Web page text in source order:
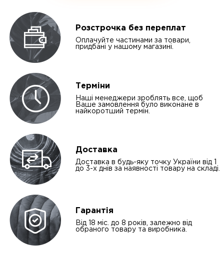
Розстрочка без переплат
Оплачуйте частинами за товари,
придбані у нашому магазині.
Терміни
Наші менеджери зроблять все, щоб
Ваше замовлення було виконане в
найкоротший термін.
Доставка
Доставка в будь-яку точку України від 1
до 3-х днів за наявності товару на складі.
Гарантія
Від 18 міс. до 8 років, залежно від
обраного товару та виробника.